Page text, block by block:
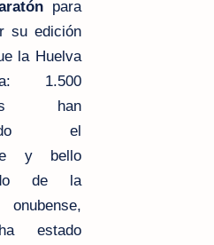
para
su edición
la Huelva
1.500
han
el
y bello
de la
onubense,
estado